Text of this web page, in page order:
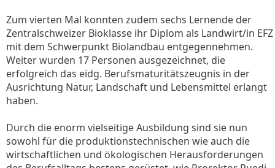
Zum vierten Mal konnten zudem sechs Lernende der
Zentralschweizer Bioklasse ihr Diplom als Landwirt/in EFZ
mit dem Schwerpunkt Biolandbau entgegennehmen.
Weiter wurden 17 Personen ausgezeichnet, die
erfolgreich das eidg. Berufsmaturitätszeugnis in der
Ausrichtung Natur, Landschaft und Lebensmittel erlangt
haben.
Durch die enorm vielseitige Ausbildung sind sie nun
sowohl für die produktionstechnischen wie auch die
wirtschaftlichen und ökologischen Herausforderungen